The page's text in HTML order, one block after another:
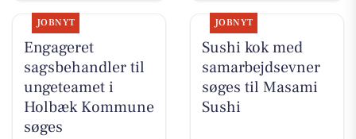
JOBNYT
Engageret
sagsbehandler til
ungeteamet i
Holbæk Kommune
søges
JOBNYT
Sushi kok med
samarbejdsevner
søges til Masami
Sushi